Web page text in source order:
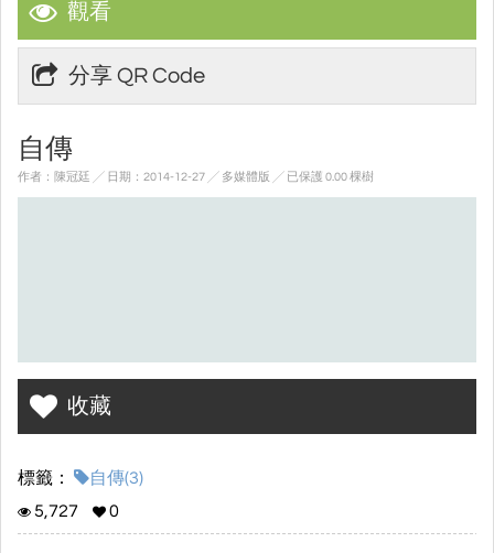
觀看
分享 QR Code
自傳
作者：陳冠廷 ╱ 日期：2014-12-27 ╱ 多媒體版 ╱ 已保護 0.00 棵樹
收藏
標籤：
自傳(3)
5,727
0